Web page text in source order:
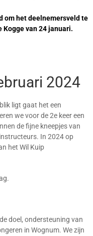
om het deelnemersveld te
van 24 januari.
2024
ligt gaat het een
we voor de 2e keer een
de fijne kneepjes van
In 2024 op
het Wil Kuip
doel, ondersteuning van
in Wognum. We zijn